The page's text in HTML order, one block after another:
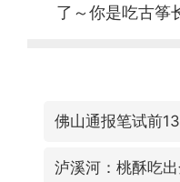
了～你是吃古筝
佛山通报笔试前
泸溪河：桃酥吃